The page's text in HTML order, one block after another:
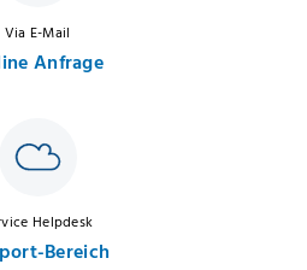
Via E-Mail
Anfrage
Helpdesk
Bereich